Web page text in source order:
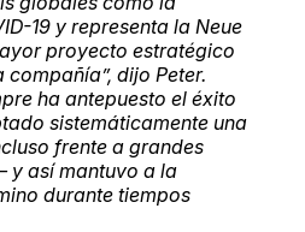
19 y representa la Neue
proyecto estratégico
dijo Peter.
ha antepuesto el éxito
sistemáticamente una
frente a grandes
y así mantuvo a la
durante tiempos